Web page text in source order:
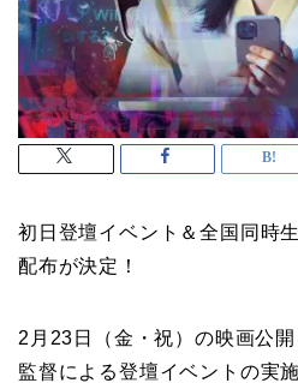
初日登壇イベント＆全国同時
配布が決定！
2月23日（金・祝）の映画公
監督による登壇イベントの実